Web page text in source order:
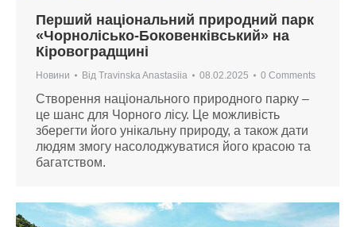
Перший національний природний парк
«Чорнолісько-Боковенківський» на
Кіровоградщині
Новини Від Travinska Anastasiia 08.02.2025 0 Comments
Створення національного природного парку –
це шанс для Чорного лісу. Це можливість
зберегти його унікальну природу, а також дати
людям змогу насолоджуватися його красою та
багатством.